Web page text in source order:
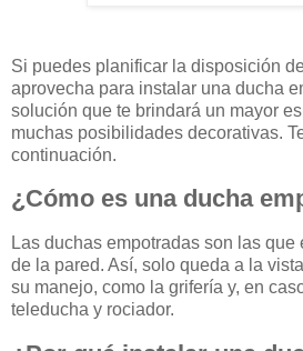
Si puedes planificar la disposición
aprovecha para instalar una ducha
solución que te brindará un mayor
muchas posibilidades decorativas.
continuación.
¿Cómo es una ducha
Las duchas empotradas son las
de la pared. Así, solo queda a la
su manejo, como la grifería y, en
teleducha y rociador.